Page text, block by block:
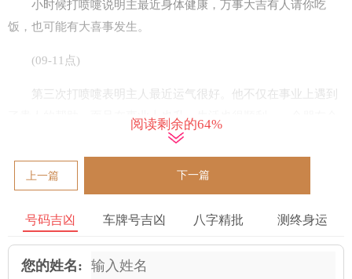
小时候打喷嚏说明主最近身体健康，万事大吉有人请你吃
饭，也可能有大喜事发生。
(09-11点)
第三次打喷嚏表明主人最近运气很好。他不仅在事业上遇到
了贵人的帮助，而且在事业上也升，生活也很顺利。一个朋友会
午时(11-13点)
可能宴请远方的客人，款待他们，也有可能会见到很久没有见过
的朋友。
阅读剩余的64%
上一篇 下一篇
号码吉凶 车牌号吉凶 八字精批 测终身运
您的姓名: